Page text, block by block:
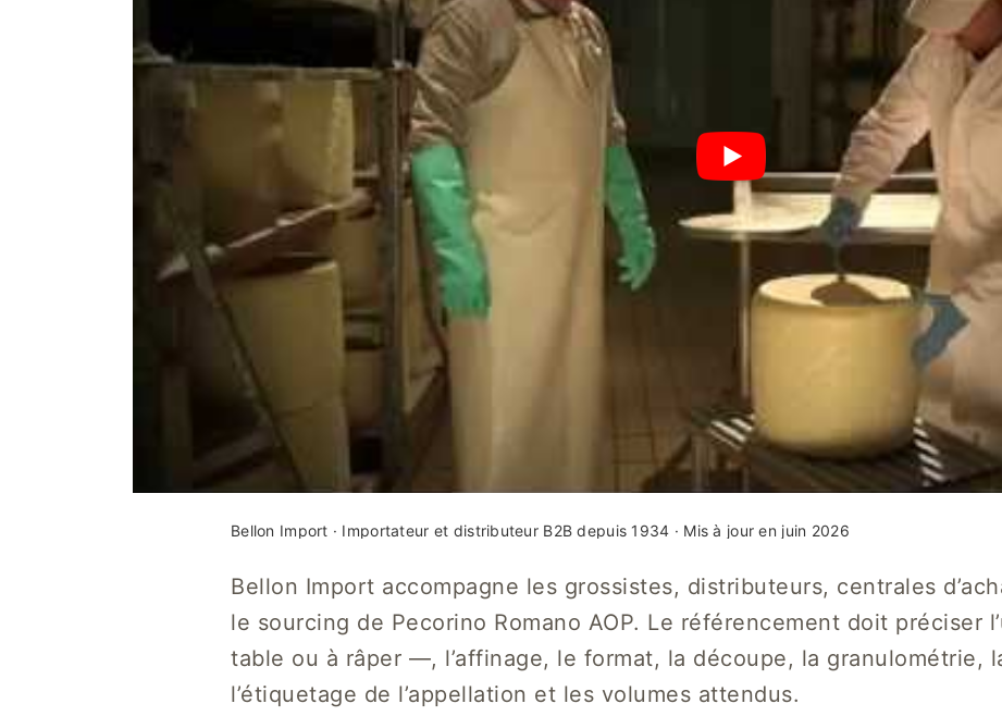
Bellon Import · Importateur et distributeur B2B depuis 1934 · Mis à jour en juin 2026
Bellon Import accompagne les grossistes, distributeurs, centrales
le sourcing de Pecorino Romano AOP. Le référencement doit préciser
table ou à râper —, l’affinage, le format, la découpe, la granulométrie,
l’étiquetage de l’appellation et les volumes attendus.